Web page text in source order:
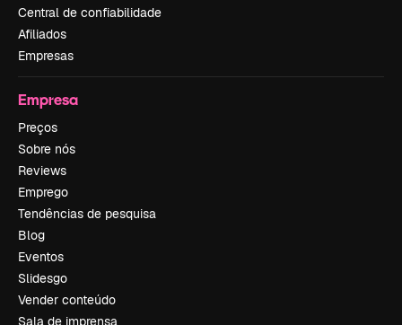
Central de confiabilidade
Afiliados
Empresas
Empresa
Preços
Sobre nós
Reviews
Emprego
Tendências de pesquisa
Blog
Eventos
Slidesgo
Vender conteúdo
Sala de imprensa